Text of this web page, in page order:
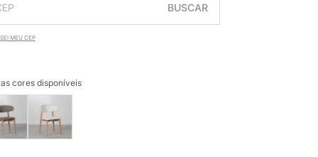
BUSCAR
MEU CEP
cores disponíveis